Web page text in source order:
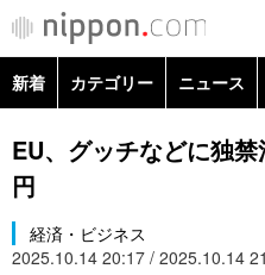
カテゴリー
新着 カテゴリー ニュース
政治・外交
経済・ビジネス
国際・海外
EU、グッチなどに独
円
経済・ビジネス
2025.10.14 20:17 / 2025.10.14